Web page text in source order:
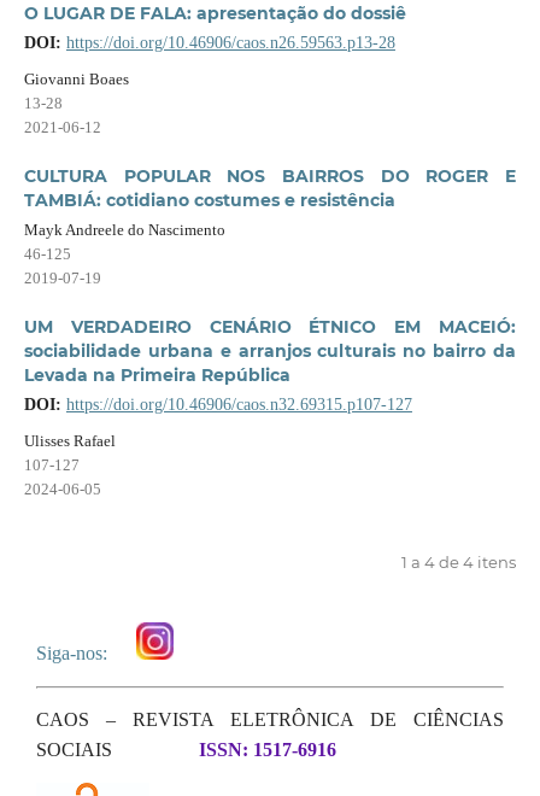
O LUGAR DE FALA: apresentação do dossiê
DOI: https://doi.org/10.46906/caos.n26.59563.p13-28
Giovanni Boaes
13-28
2021-06-12
CULTURA POPULAR NOS BAIRROS DO ROGER E
TAMBIÁ: cotidiano costumes e resistência
Mayk Andreele do Nascimento
46-125
2019-07-19
UM VERDADEIRO CENÁRIO ÉTNICO EM MACEIÓ:
sociabilidade urbana e arranjos culturais no bairro da
Levada na Primeira República
DOI: https://doi.org/10.46906/caos.n32.69315.p107-127
Ulisses Rafael
107-127
2024-06-05
1 a 4 de 4 itens
Siga-nos:
CAOS – REVISTA ELETRÔNICA DE CIÊNCIAS
SOCIAIS
ISSN: 1517-6916